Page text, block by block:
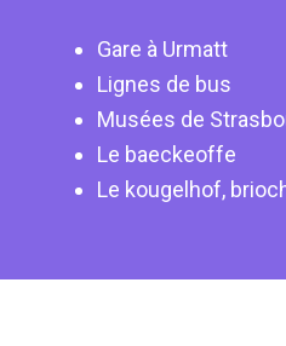
Gare à Urmatt
Lignes de bus
Musées de
Le baeckeoffe
Le kougelhof,